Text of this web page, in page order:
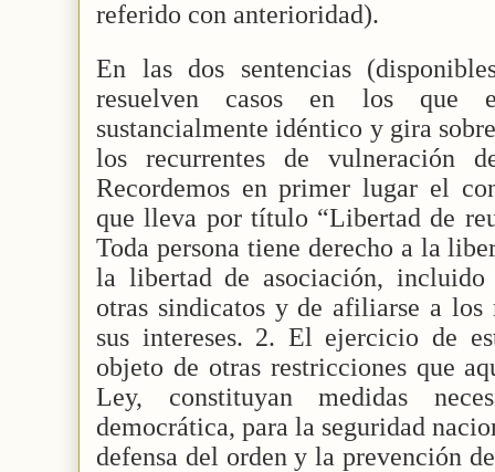
referido con anterioridad).
En las dos sentencias
resuelven casos en los que
sustancialmente idéntico y gira
los recurrentes de vulneración
Recordemos en primer lugar el
que lleva por título “Libertad de
Toda persona tiene derecho a la
la libertad de asociación,
otras sindicatos y de afiliarse a los
sus intereses. 2. El ejercicio de
objeto de otras restricciones que
Ley, constituyan medidas
democrática, para la seguridad
defensa del orden y la prevención